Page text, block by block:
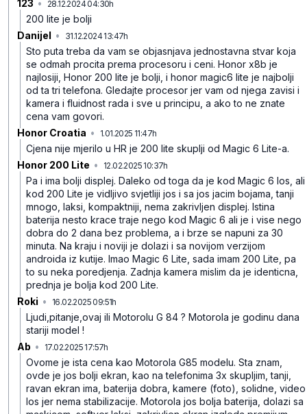
123 • 28.12.2024 04:30h
200 lite je bolji
Danijel • 31.12.2024 13:47h
Sto puta treba da vam se objasnjava jednostavna stvar koja
se odmah procita prema procesoru i ceni. Honor x8b je
najlosiji, Honor 200 lite je bolji, i honor magic6 lite je najbolji
od ta tri telefona. Gledajte procesor jer vam od njega zavisi i
kamera i fluidnost rada i sve u principu, a ako to ne znate
cena vam govori.
Honor Croatia • 1.01.2025 11:47h
Cjena nije mjerilo u HR je 200 lite skuplji od Magic 6 Lite-a.
Honor 200 Lite • 12.02.2025 10:37h
Pa i ima bolji displej. Daleko od toga da je kod Magic 6 los, ali
kod 200 Lite je vidljivo svjetliji jos i sa jos jacim bojama, tanji
mnogo, laksi, kompaktniji, nema zakrivljen displej. Istina
baterija nesto krace traje nego kod Magic 6 ali je i vise nego
dobra do 2 dana bez problema, a i brze se napuni za 30
minuta. Na kraju i noviji je dolazi i sa novijom verzijom
androida iz kutije. Imao Magic 6 Lite, sada imam 200 Lite, pa
to su neka poredjenja. Zadnja kamera mislim da je identicna,
prednja je bolja kod 200 Lite.
Roki • 16.02.2025 09:51h
Ljudi,pitanje,ovaj ili Motorolu G 84 ? Motorola je godinu dana
stariji model !
Ab • 17.02.2025 17:57h
Ovome je ista cena kao Motorola G85 modelu. Sta znam,
ovde je jos bolji ekran, kao na telefonima 3x skupljim, tanji,
ravan ekran ima, baterija dobra, kamere (foto), solidne, video
los jer nema stabilizacije. Motorola jos bolja baterija, dolazi sa